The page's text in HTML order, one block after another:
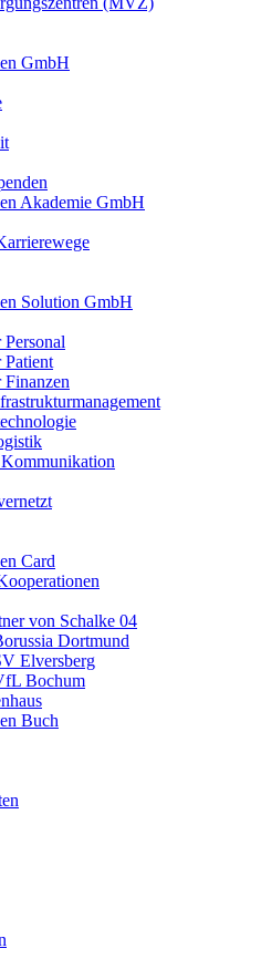
GmbH
Akademie GmbH
Solution GmbH
Personal
Patient
Finanzen
Card
von Schalke 04
Dortmund
Elversberg
Bochum
Buch